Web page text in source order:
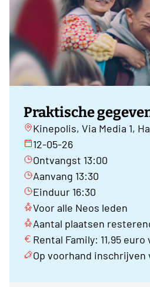
Praktische
Kinepolis, Via Media 1,
12-05-26
Ontvangst 13:00
Aanvang 13:30
Einduur 16:30
Voor alle Neos leden
Aantal plaatsen
Rental Family: 11,95
Op voorhand